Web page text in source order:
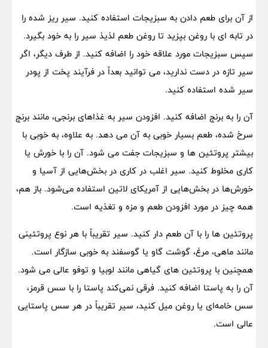
از آن برای طعم دادن به سبزیجات استفاده کنید. سیر ریز شده را
در تابه ای با روغن بپزید تا روغن طعم لذیذ سیر را به خود بگیرد.
سپس سبزیجات مورد علاقه خود را اضافه کنید. از طرف دیگر، اگر
سیر تازه در دست ندارید، می توانید بعداً در فرآیند پخت از پودر
سیر شده استفاده کنید.
آن را به برنج اضافه کنید. افزودن سیر به غذاهای برنجی، مانند برنج
سرخ شده، طعم بسیار خوبی به آن می دهد. به علاوه، به خوبی با
بیشتر پروتئین ها و سبزیجات جفت می شود. آن را با خورش یا
کاری مخلوط کنید. سیر اغلب در کاری در بخش‌هایی از آسیا و
خورش‌ها در بخش‌هایی از آمریکای لاتین استفاده می‌شود. باز هم،
همه چیز در مورد افزودن طعم و مزه و تغذیه است.
پروتئین ها را با آن طعم دار کنید. سیر تقریباً با هر نوع پروتئینی
مانند ماهی، مرغ، گوشت گاو یا گوسفند به خوبی سازگار است.
همچنین با پروتئین های گیاهی مانند لوبیا و توفو عالی می شود.
آن را به پاستا اضافه کنید. فرقی نمی‌کند پاستا را با سس قرمز،
سس خامه‌ای یا روغن میل کنید، سیر تقریباً در هر سس پاستایی
عالی است.